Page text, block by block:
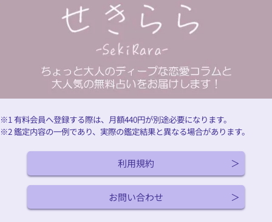
※1 有料会員へ登録する際は、月額440円が別途必要になります。
※2 鑑定内容の一例であり、実際の鑑定結果と異なる場合があります。
利用規約
お問い合わせ